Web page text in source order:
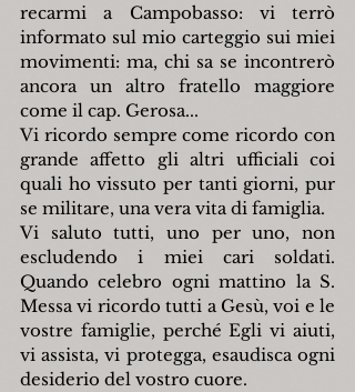
recarmi a Campobasso: vi terrò
informato sul mio carteggio sui miei
movimenti: ma, chi sa se incontrerò
ancora un altro fratello maggiore
come il cap. Gerosa...
Vi ricordo sempre come ricordo con
grande affetto gli altri ufficiali coi
quali ho vissuto per tanti giorni, pur
se militare, una vera vita di famiglia.
Vi saluto tutti, uno per uno, non
escludendo i miei cari soldati.
Quando celebro ogni mattino la S.
Messa vi ricordo tutti a Gesù, voi e le
vostre famiglie, perché Egli vi aiuti,
vi assista, vi protegga, esaudisca ogni
desiderio del vostro cuore.